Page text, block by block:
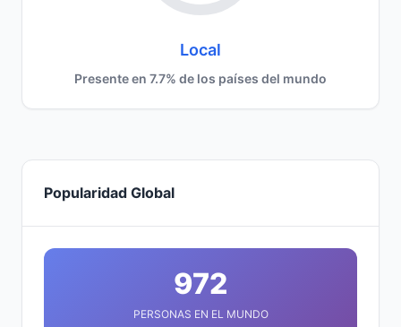
Local
Presente en 7.7% de los países del mundo
Popularidad Global
972
PERSONAS EN EL MUNDO